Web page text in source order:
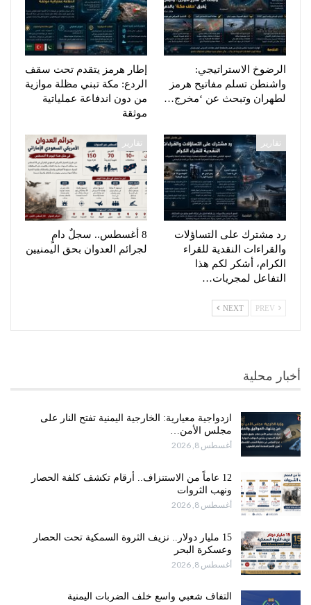
الرضوخ الاستراتيجي:
واشنطن تسلم مفاتيح هرمز
لطهران وتبحث عن ‘مخرج…
إطار هرمز يتقدم تحت سقف
الردع: مكة تبني مظلة موازية
من دون اندفاعة عملياتية
موثقة
تقارير
رد مشترك على التساؤلات
والقراءات النقدية للقراء
الكرام، أشكر لكم هذا
التفاعل لمجريات…
تقارير
8 أغسطس.. سجلٌ دامٍ
لجرائم العدوان بحق اليمنيين
NEXT
أخبار محلية
ازدواجية معيارية: الخارجية اليمنية تفتح النار على
مجلس الأمن…
أغسطس 8, 2026
12 عاماً من الاستنزاف.. أرقام تكشف كلفة الحصار
ونهب الثروات
أغسطس 8, 2026
15 مليار دولار.. نزيف الثروة السمكية تحت الحصار
وعسكرة البحر
أغسطس 8, 2026
التفاف شعبي واسع خلف الضربات اليمنية